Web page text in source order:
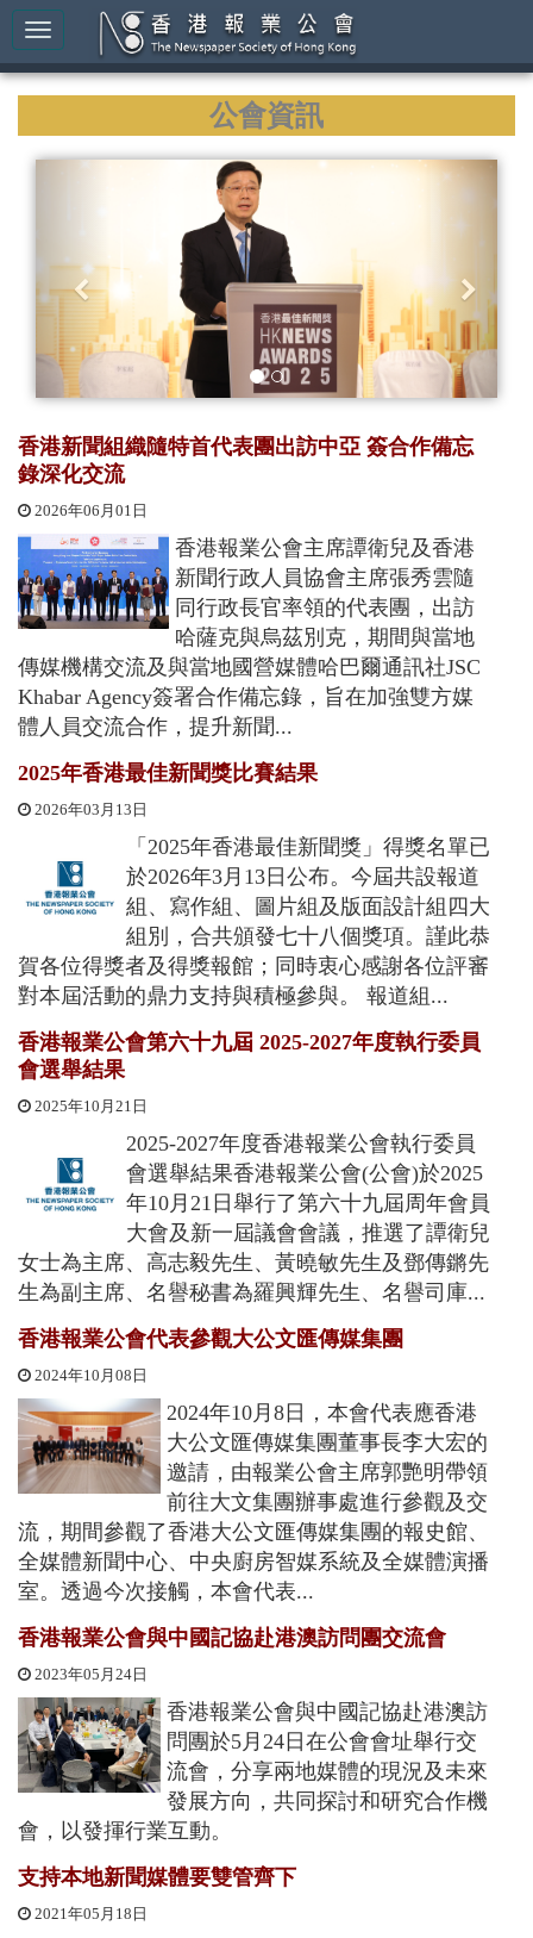
公會資訊
v
o
u
s
N
t
香港新聞組織隨特首代表團出訪中亞 簽合作備忘
錄深化交流
2026年06月01日
香港報業公會主席譚衛兒及香港
新聞行政人員協會主席張秀雲隨
同行政長官率領的代表團，出訪
哈薩克與烏茲別克，期間與當地
傳媒機構交流及與當地國營媒體哈巴爾通訊社JSC
Khabar Agency簽署合作備忘錄，旨在加強雙方媒
體人員交流合作，提升新聞...
2025年香港最佳新聞獎比賽結果
2026年03月13日
「2025年香港最佳新聞獎」得獎名單已
於2026年3月13日公布。今屆共設報道
組、寫作組、圖片組及版面設計組四大
組別，合共頒發七十八個獎項。謹此恭
賀各位得獎者及得獎報館；同時衷心感謝各位評審
對本屆活動的鼎力支持與積極參與。 報道組...
香港報業公會第六十九屆 2025-2027年度執行委員
會選舉結果
2025年10月21日
2025-2027年度香港報業公會執行委員
會選舉結果香港報業公會(公會)於2025
年10月21日舉行了第六十九屆周年會員
大會及新一屆議會會議，推選了譚衛兒
女士為主席、高志毅先生、黃曉敏先生及鄧傳鏘先
生為副主席、名譽秘書為羅興輝先生、名譽司庫...
香港報業公會代表參觀大公文匯傳媒集團
2024年10月08日
2024年10月8日，本會代表應香港
大公文匯傳媒集團董事長李大宏的
邀請，由報業公會主席郭艷明帶領
前往大文集團辦事處進行參觀及交
流，期間參觀了香港大公文匯傳媒集團的報史館、
全媒體新聞中心、中央廚房智媒系統及全媒體演播
室。透過今次接觸，本會代表...
香港報業公會與中國記協赴港澳訪問團交流會
2023年05月24日
香港報業公會與中國記協赴港澳訪
問團於5月24日在公會會址舉行交
流會，分享兩地媒體的現況及未來
發展方向，共同探討和研究合作機
會，以發揮行業互動。
支持本地新聞媒體要雙管齊下
2021年05月18日